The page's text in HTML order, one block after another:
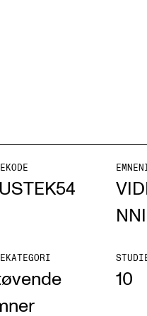
Norges musikkhøgskole
oss
ansatte
ansatte og studenter
10